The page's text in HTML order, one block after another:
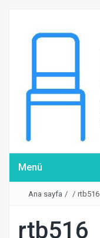
Menü
Ana sayfa / / rtb516
rtb516